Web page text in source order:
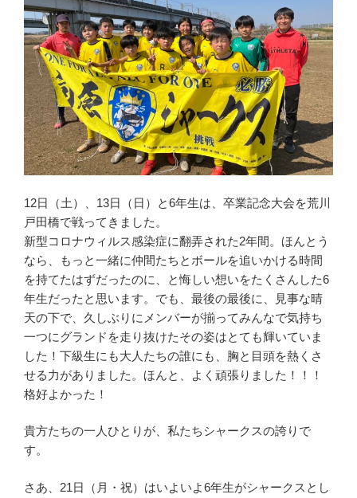
12日（土）、13日（日）と6年生は、卒業記念大会を荒川
戸田橋で戦ってきました。
新型コロナウィルス感染症に翻弄された2年間。ほんとう
なら、もっと一緒に仲間たちとボールを追いかける時間
を持てたはずだったのに、と悔しい想いをたくさんした6
年生だったと思います。でも、最後の最後に、見事な晴
天の下で、久しぶりにメンバーが揃ってみんなで気持ち
一つにグランドを走り抜けたその姿はとても輝いていま
した！下級生にも大人たちの誰にも、胸と目頭を熱くさ
せる力がありました。ほんと、よく頑張りました！！！
格好よかった！
貴方たちの一人ひとりが、私たちシャークスの誇りで
す。
さあ、21日（月・祝）はいよいよ6年生がシャークスとし